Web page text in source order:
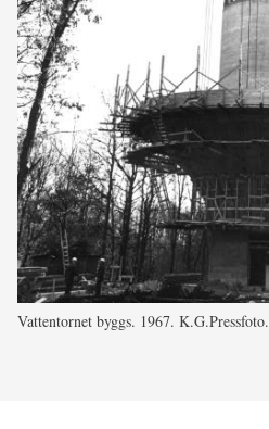
Vattentornet byggs. 1967. K.G.Pressfoto.